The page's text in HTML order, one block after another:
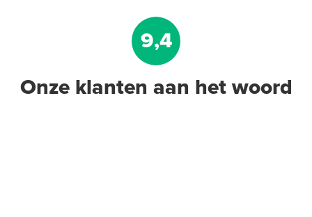
9,4
Onze klanten aan het woord